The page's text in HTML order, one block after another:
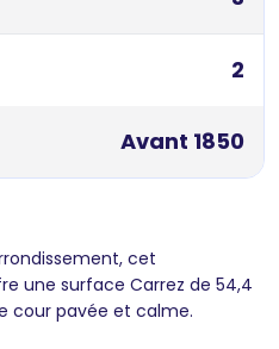
2
Avant 1850
cet
une surface Carrez de 54,4
cour pavée et calme.